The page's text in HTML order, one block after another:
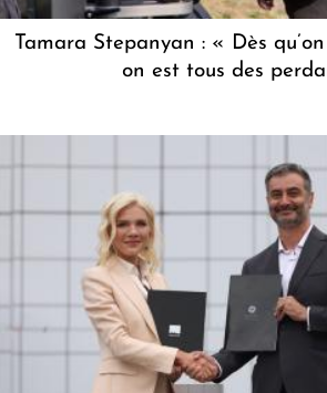
Tamara Stepanyan : « Dès
on est tous des